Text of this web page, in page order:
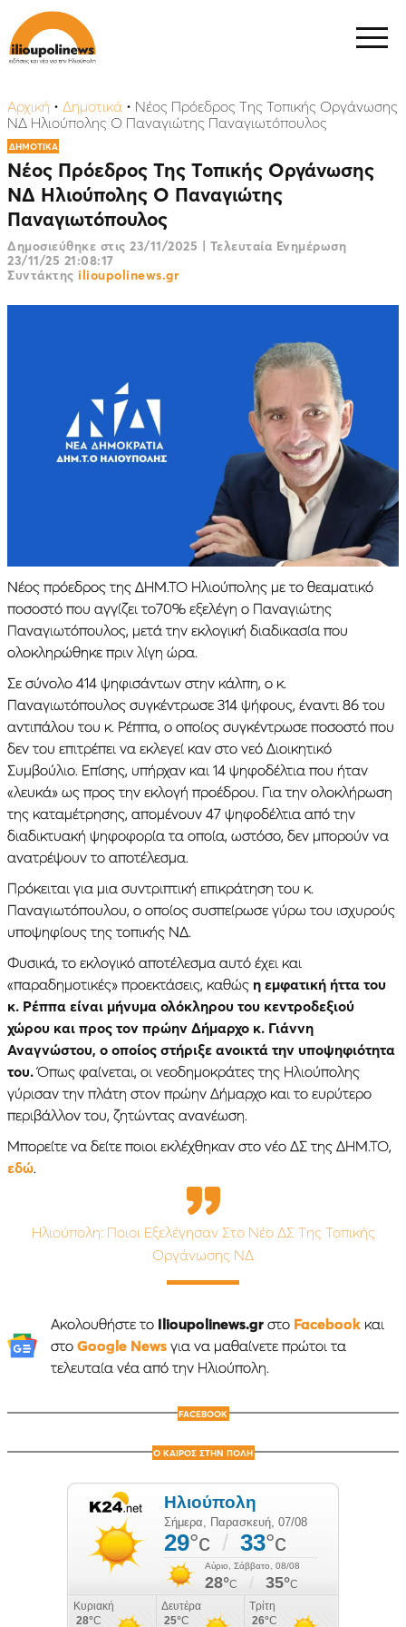
Αρχική • Δημοτικά • Νέος Πρόεδρος Της Τοπικής Οργάνωσης
ΝΔ Ηλιούπολης Ο Παναγιώτης Παναγιωτόπουλος
ΔΗΜΟΤΙΚΑ
Νέος Πρόεδρος Της Τοπικής Οργάνωσης
ΝΔ Ηλιούπολης Ο Παναγιώτης
Παναγιωτόπουλος
Δημοσιεύθηκε στις 23/11/2025 | Τελευταία Ενημέρωση
23/11/25 21:08:17
Συντάκτης ilioupolinews.gr
Νέος πρόεδρος της ΔΗΜ.ΤΟ Ηλιούπολης με το θεαματικό
ποσοστό που αγγίζει το70% εξελέγη ο Παναγιώτης
Παναγιωτόπουλος, μετά την εκλογική διαδικασία που
ολοκληρώθηκε πριν λίγη ώρα.
Σε σύνολο 414 ψηφισάντων στην κάλπη, ο κ.
Παναγιωτόπουλος συγκέντρωσε 314 ψήφους, έναντι 86 του
αντιπάλου του κ. Ρέππα, ο οποίος συγκέντρωσε ποσοστό που
δεν του επιτρέπει να εκλεγεί καν στο νεό Διοικητικό
Συμβούλιο. Επίσης, υπήρχαν και 14 ψηφοδέλτια που ήταν
«λευκά» ως προς την εκλογή προέδρου. Για την ολοκλήρωση
της καταμέτρησης, απομένουν 47 ψηφοδέλτια από την
διαδικτυακή ψηφοφορία τα οποία, ωστόσο, δεν μπορούν να
ανατρέψουν το αποτέλεσμα.
Πρόκειται για μια συντριπτική επικράτηση του κ.
Παναγιωτόπουλου, ο οποίος συσπείρωσε γύρω του ισχυρούς
υποψηφίους της τοπικής ΝΔ.
Φυσικά, το εκλογικό αποτέλεσμα αυτό έχει και
«παραδημοτικές» προεκτάσεις, καθώς η εμφατική ήττα του
κ. Ρέππα είναι μήνυμα ολόκληρου του κεντροδεξιού
χώρου και προς τον πρώην Δήμαρχο κ. Γιάννη
Αναγνώστου, ο οποίος στήριξε ανοικτά την υποψηφιότητα
του.Όπως φαίνεται, οι νεοδημοκράτες της Ηλιούπολης
γύρισαν την πλάτη στον πρώην Δήμαρχο και το ευρύτερο
περιβάλλον του, ζητώντας ανανέωση.
Μπορείτε να δείτε ποιοι εκλέχθηκαν στο νέο ΔΣ της ΔΗΜ.ΤΟ,
εδώ.
Ηλιούπολη: Ποιοι Εξελέγησαν Στο Νέο ΔΣ Της Τοπικής
Οργάνωσης ΝΔ
Ακολουθήστε το Ilioupolinews.grστο Facebookκαι
στο Google Newsγια να μαθαίνετε πρώτοι τα
τελευταία νέα από την Ηλιούπολη.
FACEBOOK
Ο ΚΑΙΡΟΣ ΣΤΗΝ ΠΟΛΗ